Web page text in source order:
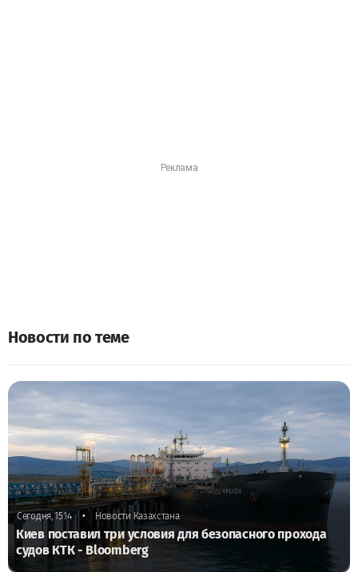
Новости по теме
Сегодня, 15:14 • Новости Казахстана
Киев поставил три условия для безопасного прохода
судов КТК - Bloomberg